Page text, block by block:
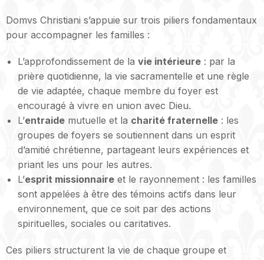
Domvs Christiani s’appuie sur trois piliers fondamentaux
pour accompagner les familles :
L’approfondissement de la vie intérieure : par la
prière quotidienne, la vie sacramentelle et une règle
de vie adaptée, chaque membre du foyer est
encouragé à vivre en union avec Dieu.
L’entraide mutuelle et la charité fraternelle : les
groupes de foyers se soutiennent dans un esprit
d’amitié chrétienne, partageant leurs expériences et
priant les uns pour les autres.
L’esprit missionnaire et le rayonnement : les familles
sont appelées à être des témoins actifs dans leur
environnement, que ce soit par des actions
spirituelles, sociales ou caritatives.
Ces piliers structurent la vie de chaque groupe et